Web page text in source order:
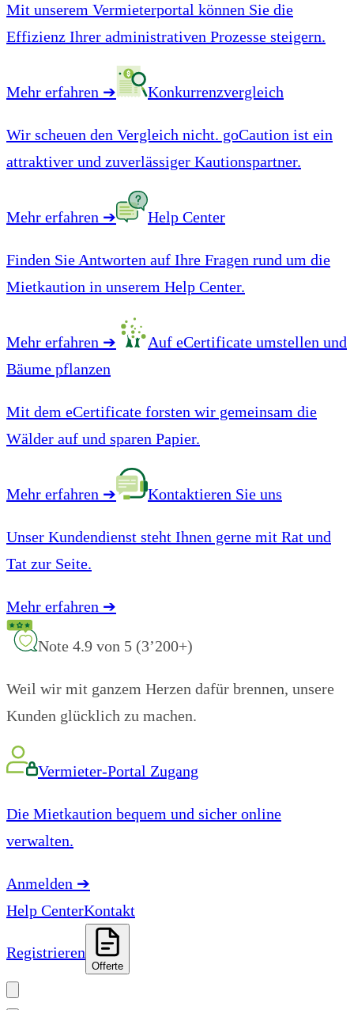
Mit unserem Vermieterportal können Sie die
Effizienz Ihrer administrativen Prozesse steigern.
Mehr erfahren ➔ Konkurrenzvergleich
Wir scheuen den Vergleich nicht. goCaution ist ein
attraktiver und zuverlässiger Kautionspartner.
Mehr erfahren ➔ Help Center
Finden Sie Antworten auf Ihre Fragen rund um die
Mietkaution in unserem Help Center.
Mehr erfahren ➔
Auf eCertificate umstellen und
Bäume pflanzen
Mit dem eCertificate forsten wir gemeinsam die
Wälder auf und sparen Papier.
Mehr erfahren ➔ Kontaktieren Sie uns
Unser Kundendienst steht Ihnen gerne mit Rat und
Tat zur Seite.
Mehr erfahren ➔
Note 4.9 von 5 (3’200+)
Weil wir mit ganzem Herzen dafür brennen, unsere
Kunden glücklich zu machen.
Vermieter-Portal Zugang
Die Mietkaution bequem und sicher online
verwalten.
Anmelden ➔
Help CenterKontakt
Registrieren
Offerte